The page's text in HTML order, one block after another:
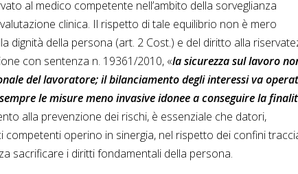
al medico competente nell’ambito della sorveglianza
clinica. Il rispetto di tale equilibrio non è mero
dignità della persona (art. 2 Cost.) e del diritto alla
con sentenza n. 19361/2010, «la sicurezza sul lavoro
del lavoratore; il bilanciamento degli interessi va
le misure meno invasive idonee a conseguire la
alla prevenzione dei rischi, è essenziale che datori,
operino in sinergia, nel rispetto dei confini
sacrificare i diritti fondamentali della persona.